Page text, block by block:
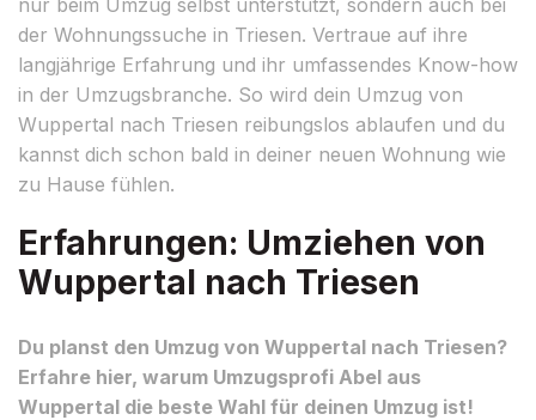
der Wohnungssuche in Triesen. Vertraue auf ihre
langjährige Erfahrung und ihr umfassendes Know-how
in der Umzugsbranche. So wird dein Umzug von
Wuppertal nach Triesen reibungslos ablaufen und du
kannst dich schon bald in deiner neuen Wohnung wie
zu Hause fühlen.
Erfahrungen: Umziehen von
Wuppertal nach Triesen
Du planst den Umzug von Wuppertal nach Triesen?
Erfahre hier, warum Umzugsprofi Abel aus
Wuppertal die beste Wahl für deinen Umzug ist!